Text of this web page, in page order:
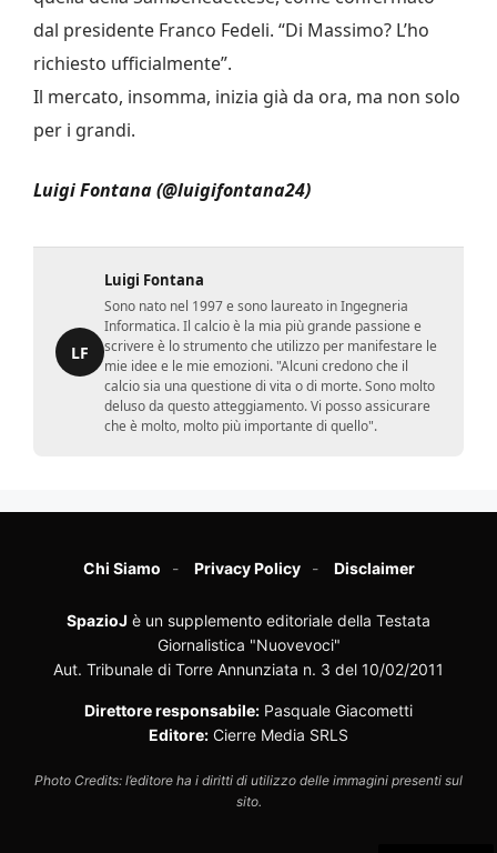
dal presidente Franco Fedeli. “Di Massimo? L’ho
richiesto ufficialmente”.
Il mercato, insomma, inizia già da ora, ma non solo
per i grandi.
Luigi Fontana (@luigifontana24)
LF
Luigi Fontana
Sono nato nel 1997 e sono laureato in Ingegneria
Informatica. Il calcio è la mia più grande passione e
scrivere è lo strumento che utilizzo per manifestare le
mie idee e le mie emozioni. "Alcuni credono che il
calcio sia una questione di vita o di morte. Sono molto
deluso da questo atteggiamento. Vi posso assicurare
che è molto, molto più importante di quello".
Chi Siamo Privacy Policy Disclaimer
SpazioJ è un supplemento editoriale della Testata
Giornalistica "Nuovevoci"
Aut. Tribunale di Torre Annunziata n. 3 del 10/02/2011
Direttore responsabile: Pasquale Giacometti
Editore: Cierre Media SRLS
Photo Credits: l’editore ha i diritti di utilizzo delle immagini presenti sul
sito.